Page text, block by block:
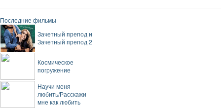
Последние фильмы
Зачетный препод и
Зачетный препод 2
Космическое
погружение
Научи меня
любить/Расскажи
мне как любить